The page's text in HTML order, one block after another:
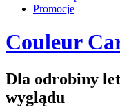
Promocje
Couleur
Dla odrobiny
wyglądu